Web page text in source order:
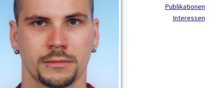
Publikationen
Interessen